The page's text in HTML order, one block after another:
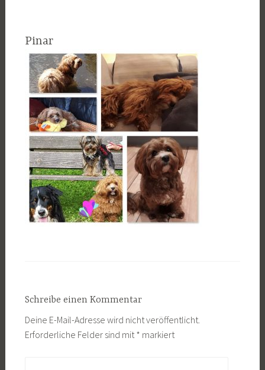
Pinar
Schreibe einen Kommentar
Deine E-Mail-Adresse wird nicht veröffentlicht.
Erforderliche Felder sind mit * markiert